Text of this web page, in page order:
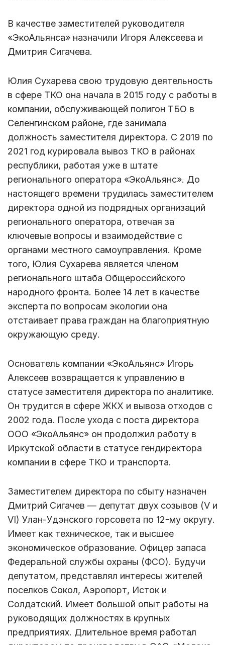
В качестве заместителей руководителя
«ЭкоАльянса» назначили Игоря Алексеева и
Дмитрия Сигачева.
Юлия Сухарева свою трудовую деятельность
в сфере ТКО она начала в 2015 году с работы в
компании, обслуживающей полигон ТБО в
Селенгинском районе, где занимала
должность заместителя директора. С 2019 по
2021 год курировала вывоз ТКО в районах
республики, работая уже в штате
регионального оператора «ЭкоАльянс». До
настоящего времени трудилась заместителем
директора одной из подрядных организаций
регионального оператора, отвечая за
ключевые вопросы и взаимодействие с
органами местного самоуправления. Кроме
того, Юлия Сухарева является членом
регионального штаба Общероссийского
народного фронта. Более 14 лет в качестве
эксперта по вопросам экологии она
отстаивает права граждан на благоприятную
окружающую среду.
Основатель компании «ЭкоАльянс» Игорь
Алексеев возвращается к управлению в
статусе заместителя директора по аналитике.
Он трудится в сфере ЖКХ и вывоза отходов с
2002 года. После ухода с поста директора
ООО «ЭкоАльянс» он продолжил работу в
Иркутской области в статусе гендиректора
компании в сфере ТКО и транспорта.
Заместителем директора по сбыту назначен
Дмитрий Сигачев — депутат двух созывов (V и
VI) Улан-Удэнского горсовета по 12-му округу.
Имеет как техническое, так и высшее
экономическое образование. Офицер запаса
Федеральной службы охраны (ФСО). Будучи
депутатом, представлял интересы жителей
поселков Сокол, Аэропорт, Исток и
Солдатский. Имеет большой опыт работы на
руководящих должностях в крупных
предприятиях. Длительное время работал